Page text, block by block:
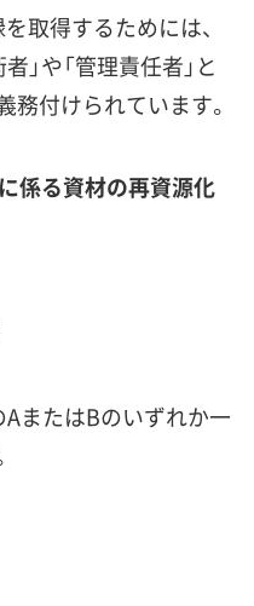
取得するためには、
」や「管理責任者」と
務付けられています。
係る資材の再資源化
AまたはBのいずれか一